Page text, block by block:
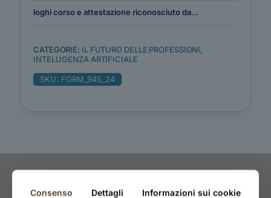
loghi corso e attestazione riconosciuto da...
CATEGORIE: IL FUTURO DELLE PROFESSIONI,
INTELLIGENZA ARTIFICIALE
SKU: FORM_945_24
Consenso Dettagli Informazioni sui cookie